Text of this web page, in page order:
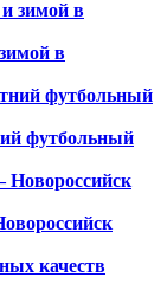
в
футбольный